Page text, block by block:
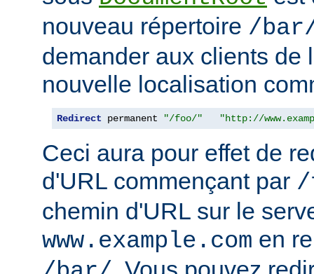
nouveau répertoire /
demander aux clients de
nouvelle localisation
Redirect permanent "/foo/" "http://
Ceci aura pour effet de
d'URL commençant par /
chemin d'URL sur le
www.example.com en